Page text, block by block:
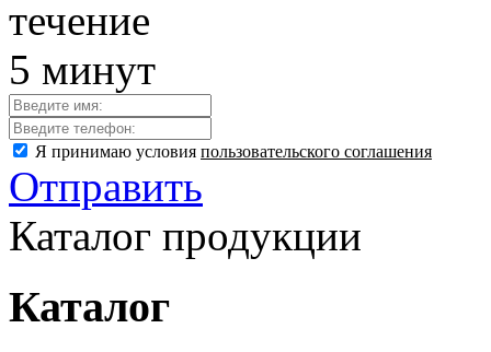
течение
5 минут
Я принимаю условия пользовательского соглашения
Отправить
Каталог продукции
Каталог